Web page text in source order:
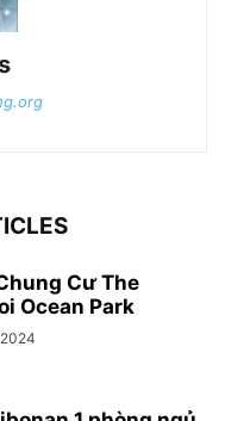
Cư The
Ocean Park